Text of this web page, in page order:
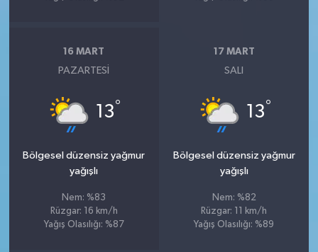
16 MART
PAZARTESI
13°
Bölgesel düzensiz yağmur
yağışlı
Nem: %83
Rüzgar: 16 km/h
Yağış Olasılığı: %87
17 MART
SALI
13°
Bölgesel düzensiz yağmur
yağışlı
Nem: %82
Rüzgar: 11 km/h
Yağış Olasılığı: %89